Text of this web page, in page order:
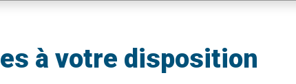
à votre disposition